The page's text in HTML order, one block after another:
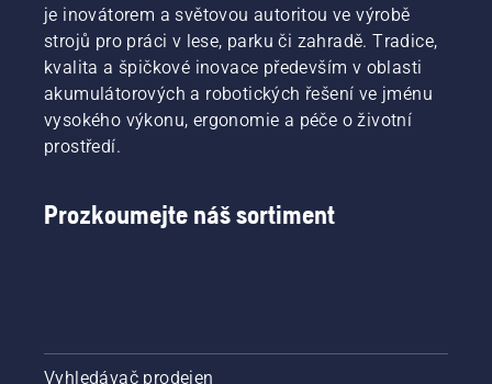
je inovátorem a světovou autoritou ve výrobě
strojů pro práci v lese, parku či zahradě. Tradice,
kvalita a špičkové inovace především v oblasti
akumulátorových a robotických řešení ve jménu
vysokého výkonu, ergonomie a péče o životní
prostředí.
Prozkoumejte náš sortiment
Vyhledávač prodejen